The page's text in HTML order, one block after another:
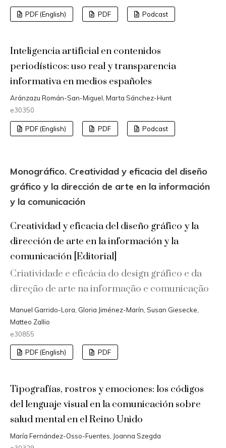
PDF (English) PDF Podcast
Inteligencia artificial en contenidos
periodísticos: uso real y transparencia
informativa en medios españoles
Aránzazu Román-San-Miguel, Marta Sánchez-Hunt
e30350
PDF (English) PDF Podcast
Monográfico. Creatividad y eficacia del diseño
gráfico y la dirección de arte en la información
y la comunicación
Creatividad y eficacia del diseño gráfico y la
dirección de arte en la información y la
comunicación [Editorial]
Criatividade e eficácia do design gráfico e da
direção de arte na informação e comunicação
Manuel Garrido-Lora, Gloria Jiménez-Marín, Susan Giesecke,
Matteo Zallio
e30855
PDF (English) PDF
Tipografías, rostros y emociones: los códigos
del lenguaje visual en la comunicación sobre
salud mental en el Reino Unido
María Fernández-Osso-Fuentes, Joanna Szegda